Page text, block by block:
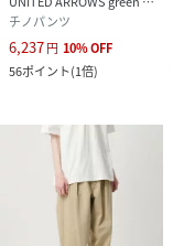
チノパンツ
6,237円 10%OFF
56ポイント(1倍)